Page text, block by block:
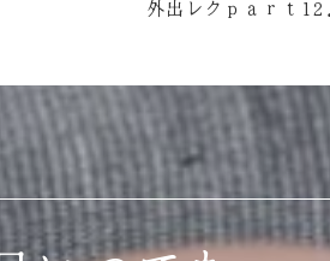
外出レクｐａｒｔ